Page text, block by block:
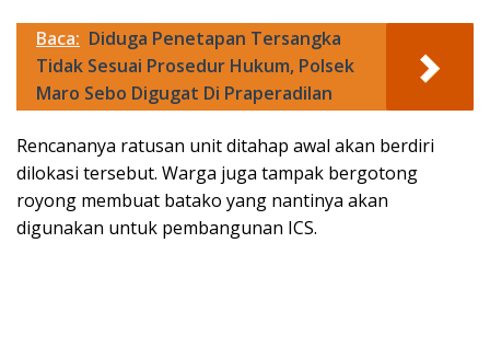
Baca: Diduga Penetapan Tersangka
Tidak Sesuai Prosedur Hukum, Polsek
Maro Sebo Digugat Di Praperadilan
Rencananya ratusan unit ditahap awal akan berdiri
dilokasi tersebut. Warga juga tampak bergotong
royong membuat batako yang nantinya akan
digunakan untuk pembangunan ICS.